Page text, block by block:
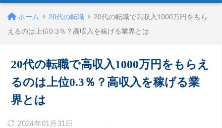
ホーム 20代の転職
20代の転職で高収入1000万円をもら
えるのは上位0.3％？高収入を稼げる業界とは
20代の転職で高収入1000万円をもらえ
るのは上位0.3％？高収入を稼げる業
界とは
2024年01月31日